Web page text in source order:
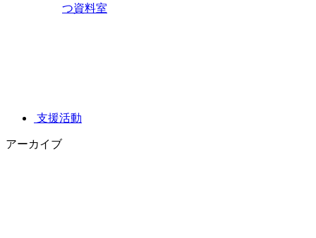
つ資料室
支援活動
アーカイブ